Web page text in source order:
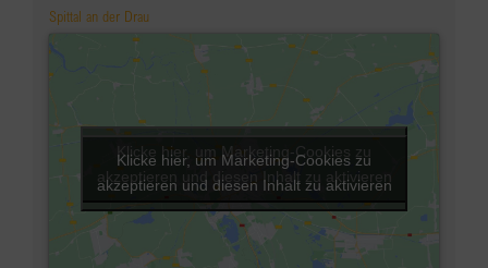
Spittal an der Drau
Klicke hier, um Marketing-Cookies zu
akzeptieren und diesen Inhalt zu aktivieren
Klicke hier, um Marketing-Cookies zu
akzeptieren und diesen Inhalt zu aktivieren